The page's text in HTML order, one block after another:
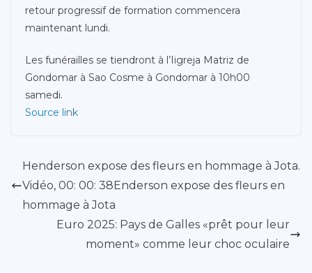
retour progressif de formation commencera
maintenant lundi.
Les funérailles se tiendront à l’Iigreja Matriz de
Gondomar à Sao Cosme à Gondomar à 10h00
samedi.
Source link
Henderson expose des fleurs en hommage à Jota.
Vidéo, 00: 00: 38Enderson expose des fleurs en
hommage à Jota
Euro 2025: Pays de Galles «prêt pour leur
moment» comme leur choc oculaire